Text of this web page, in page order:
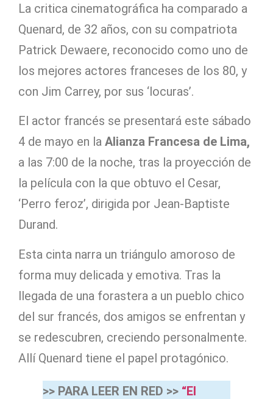
La critica cinematográfica ha comparado a
Quenard, de 32 años, con su compatriota
Patrick Dewaere, reconocido como uno de
los mejores actores franceses de los 80, y
con Jim Carrey, por sus ‘locuras’.
El actor francés se presentará este sábado
4 de mayo en la Alianza Francesa de Lima,
a las 7:00 de la noche, tras la proyección de
la película con la que obtuvo el Cesar,
‘Perro feroz’, dirigida por Jean-Baptiste
Durand.
Esta cinta narra un triángulo amoroso de
forma muy delicada y emotiva. Tras la
llegada de una forastera a un pueblo chico
del sur francés, dos amigos se enfrentan y
se redescubren, creciendo personalmente.
Allí Quenard tiene el papel protagónico.
>> PARA LEER EN RED >> “El